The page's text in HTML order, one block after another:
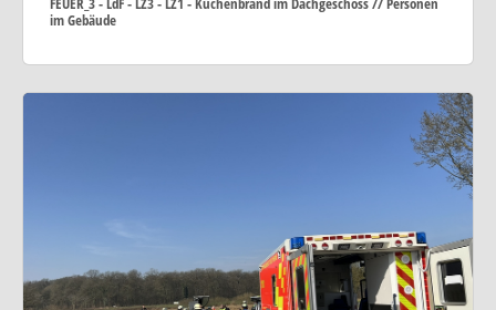
im Gebäude